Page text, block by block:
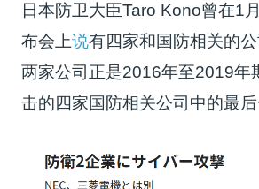
日本防卫大臣Taro Kono曾在1
布会上说有四家和国防相关的
两家公司正是2016年至2019年
击的四家国防相关公司中的最后